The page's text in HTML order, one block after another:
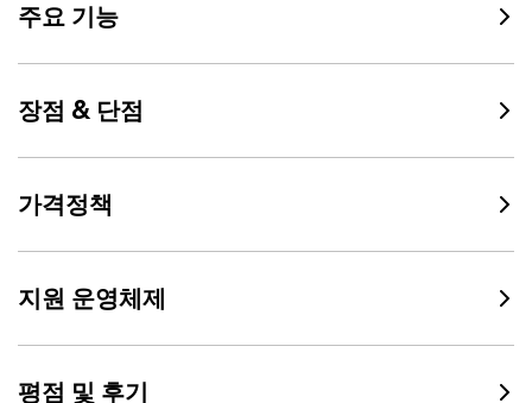
주요 기능
장점 & 단점
가격정책
지원 운영체제
평점 및 후기